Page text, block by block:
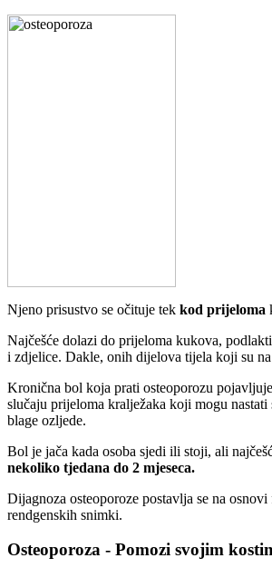
Njeno prisustvo se očituje tek kod prijeloma
Najčešće dolazi do prijeloma kukova,
i zdjelice. Dakle, onih dijelova tijela koji su
Kronična bol koja prati osteoporozu
slučaju prijeloma kralježaka koji mogu nastati
blage ozljede.
Bol je jača kada osoba sjedi ili stoji, ali
nekoliko tjedana do 2 mjeseca.
Dijagnoza osteoporoze postavlja se na
rendgenskih snimki.
Osteoporoza - Pomozi svojim